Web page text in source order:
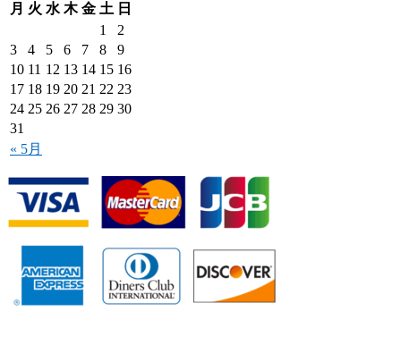
月 火 水 木 金 土 日
« 5月
1
2
3
4 5 6 7 8
9
10 11 12 13 14 15 16
17 18 19 20 21 22 23
24 25 26 27 28 29 30
31